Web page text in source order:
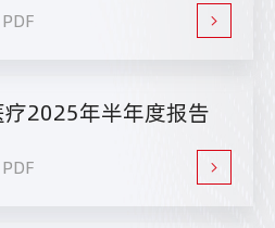
PDF
2025年半年度报告
PDF